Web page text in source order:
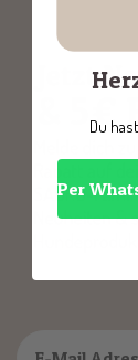
Du
Per